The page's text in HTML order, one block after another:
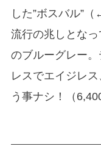
した”ボスバル”
流行の兆しとな
のブルーグレー
レスでエイジレ
う事ナシ！（